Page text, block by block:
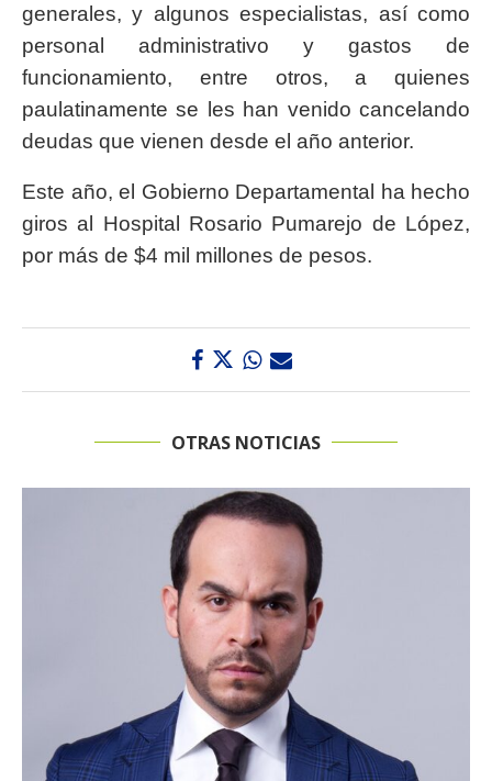
generales, y algunos especialistas, así como
personal administrativo y gastos de
funcionamiento, entre otros, a quienes
paulatinamente se les han venido cancelando
deudas que vienen desde el año anterior.
Este año, el Gobierno Departamental ha hecho
giros al Hospital Rosario Pumarejo de López,
por más de $4 mil millones de pesos.
OTRAS NOTICIAS